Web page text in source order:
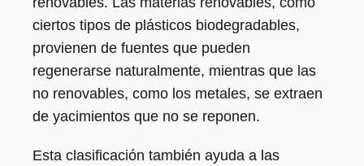
ciertos tipos de plásticos biodegradables,
provienen de fuentes que pueden
regenerarse naturalmente, mientras que las
no renovables, como los metales, se extraen
de yacimientos que no se reponen.
Esta clasificación también ayuda a las